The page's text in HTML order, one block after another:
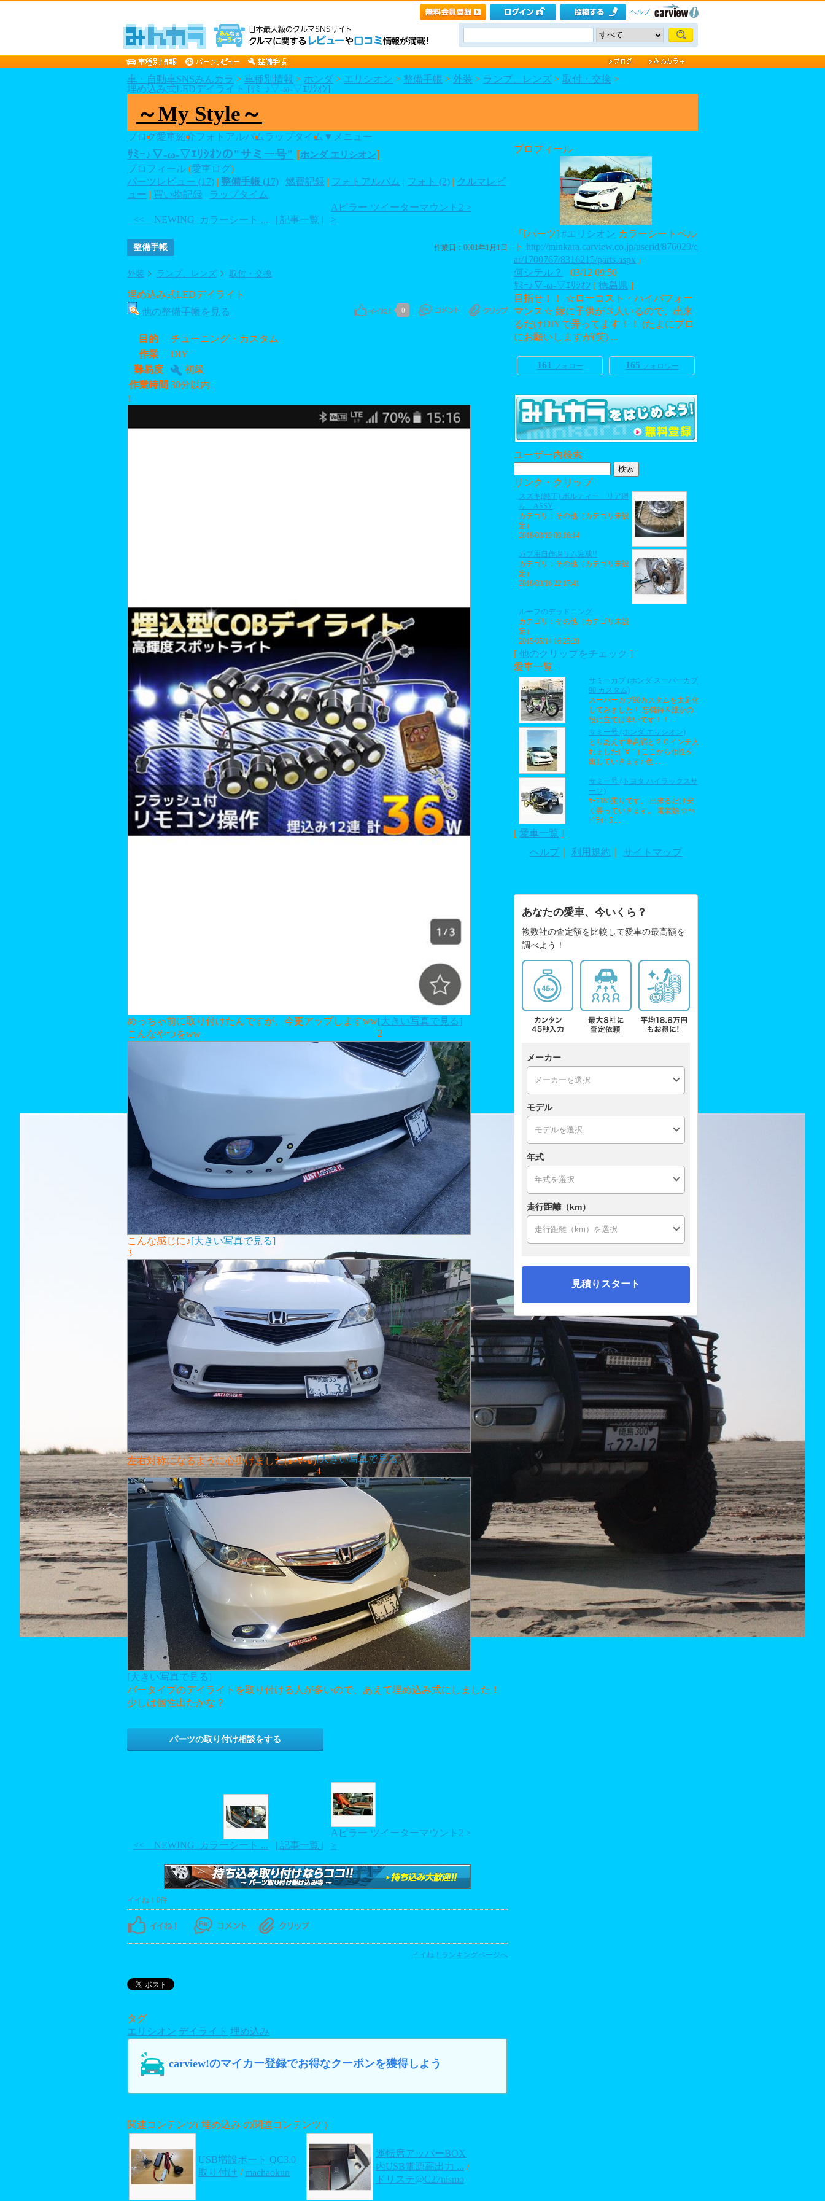
ヘルプ
車・自動車SNSみんカラ > 車種別情報 > ホンダ > エリシオン > 整備手帳 > 外装 > ランプ、レンズ > 取付・交換 >
埋め込み式LEDデイライト [ｻﾐｰ♪▽-ω-▽ｴﾘｼｵﾝ]
～My Style～
ブログ愛車紹介フォトアルバム ラップタイム ▼メニュー
ｻﾐｰ♪▽-ω-▽ｴﾘｼｵﾝの"サミー号" [ホンダ エリシオン]
プロフィール (愛車ログ)
パーツレビュー (17) | 整備手帳 (17) | 燃費記録 | フォトアルバム | フォト (2) | クルマレビ
ュー | 買い物記録 | ラップタイム
<< NEWING カラーシート ... | 記事一覧 |
Aピラー ツイーターマウント2 >
>
整備手帳 作業日：0001年1月1日
外装 ランプ、レンズ 取付・交換
埋め込み式LEDデイライト
他の整備手帳を見る
0
目的
チューニング・カスタム
作業
DIY
難易度
初級
作業時間 30分以内
1
[大きい写真で見る]
めっちゃ前に取り付けたんですが、今更アップしますww
こんなやつをww
2
[大きい写真で見る]
こんな感じに♪
3
[大きい写真で見る]
左右対称になるように心掛けました(๑•∀•๑)
4
[大きい写真で見る]
バータイプのデイライトを取り付ける人が多いので、あえて埋め込み式にしました！
少しは個性出たかな？
パーツの取り付け相談をする
<< NEWING カラーシート ... | 記事一覧 |
Aピラー ツイーターマウント2 >
>
イイね！0件
イイね！ランキングページへ
タグ
エリシオン デイライト 埋め込み
carview!のマイカー登録でお得なクーポンを獲得しよう
関連コンテンツ( 埋め込み の関連コンテンツ )
USB増設ポート QC3.0
取り付け / machaokun
運転席アッパーBOX
内USB電源高出力 ... /
ドリステ@C27nismo
プロフィール
「[パーツ] #エリシオン カラーシートベル
ト http://minkara.carview.co.jp/userid/876029/c
ar/1700767/8316215/parts.aspx 」
何シテル？
03/12 09:50
ｻﾐｰ♪▽-ω-▽ｴﾘｼｵﾝ [ 徳島県 ]
目指せ！！ ☆ローコスト・ハイパフォー
マンス☆ 嫁に子供が３人いるので、出来
るだけDIYで弄ってます！！ (たまにプロ
にお願いしますが(笑) ...
161 フォロー 165 フォロワー
ユーザー内検索
リンク・クリップ
スズキ(純正) ボルティー リア廻
り ASSY
カテゴリ：その他（カテゴリ未設
定）
2018/03/19 09:16:14
カブ用自作深リム完成!!
カテゴリ：その他（カテゴリ未設
定）
2018/03/16 22:17:41
ルーフのデッドニング
カテゴリ：その他（カテゴリ未設
定）
2015/05/14 16:25:28
[ 他のクリップをチェック ]
愛車一覧
サミーカブ (ホンダ スーパーカブ
90 カスタム)
スーパーカブ90カスタムを太足化
してみました！ 忘備録＆誰かの
役に立てば幸いです！！ ...
サミー号 (ホンダ エリシオン)
とりあえず車高調と２０インチ入
れました( ´∀｀) ここから個性を
出していきます♪ 色 ...
サミー号 (トヨタ ハイラックスサ
ーフ)
ｻｰﾌ185乗りです。 出来るだけ安
く弄っていきます。 電装類 ☆ﾍｯ
ﾄﾞﾗｲﾄ 5 ...
[ 愛車一覧 ]
ヘルプ
利用規約 サイトマップ
あなたの愛車、今いくら？
複数社の査定額を比較して愛車の最高額を
調べよう！
メーカー
モデル
年式
走行距離（km）
見積りスタート